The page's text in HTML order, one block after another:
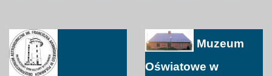
Muzeum
Oświatowe w